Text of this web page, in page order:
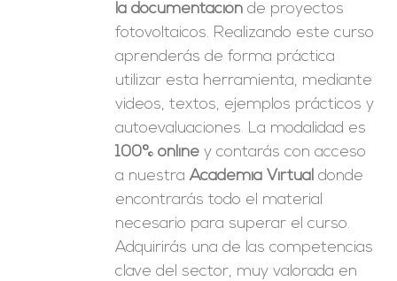
la documentación de proyectos
fotovoltaicos. Realizando este curso
aprenderás de forma práctica
utilizar esta herramienta, mediante
videos, textos, ejemplos prácticos y
autoevaluaciones. La modalidad es
100% online y contarás con acceso
a nuestraAcademia Virtual donde
encontrarás todo el material
necesario para superar el curso.
Adquirirás una de las competencias
clave del sector, muy valorada en